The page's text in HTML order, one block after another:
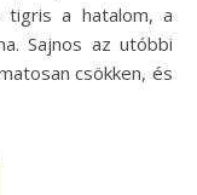
tigris a hatalom, a
Sajnos az utóbbi
csökken, és